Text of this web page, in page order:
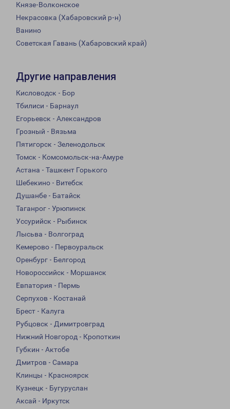
Князе-Волконское
Некрасовка (Хабаровский р-н)
Ванино
Советская Гавань (Хабаровский край)
Другие направления
Кисловодск - Бор
Тбилиси - Барнаул
Егорьевск - Александров
Грозный - Вязьма
Пятигорск - Зеленодольск
Томск - Комсомольск-на-Амуре
Астана - Ташкент Горького
Шебекино - Витебск
Душанбе - Батайск
Таганрог - Урюпинск
Уссурийск - Рыбинск
Лысьва - Волгоград
Кемерово - Первоуральск
Оренбург - Белгород
Новороссийск - Моршанск
Евпатория - Пермь
Серпухов - Костанай
Брест - Калуга
Рубцовск - Димитровград
Нижний Новгород - Кропоткин
Губкин - Актобе
Дмитров - Самара
Клинцы - Красноярск
Кузнецк - Бугуруслан
Аксай - Иркутск